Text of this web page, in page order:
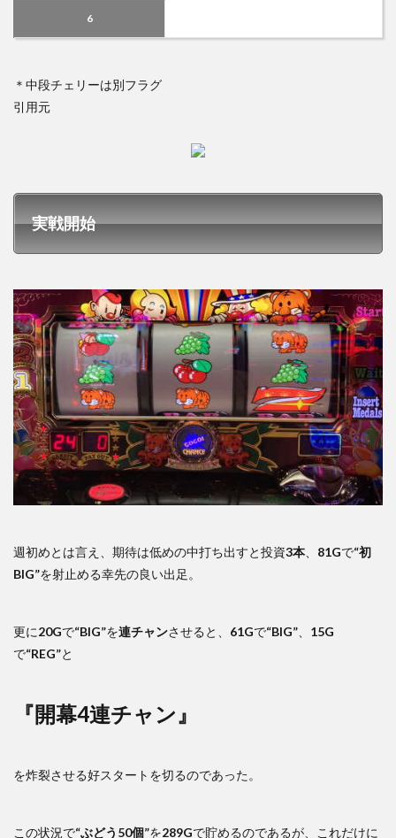
6
＊中段チェリーは別フラグ
引用元
実戦開始
週初めとは言え、期待は低めの中打ち出すと投資3本 81Gで“初
BIG”を射止める幸先の良い出足。
更に20Gで“BIG”を連チャンさせると、 61Gで“BIG”
15G
で“REG”と
『開幕4連チャン』
を炸裂させる好スタートを切るのであった。
この状況で“ぶどう50個”を289Gで貯めるのであるが、これだけに